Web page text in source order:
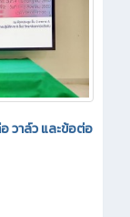
วาล์ว และข้อต่อ